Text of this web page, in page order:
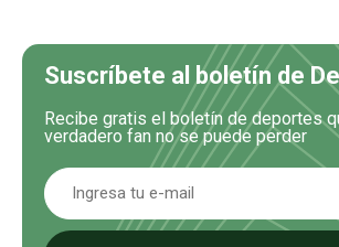
Suscríbete al boletín de
Recibe gratis el boletín de deportes
verdadero fan no se puede perder